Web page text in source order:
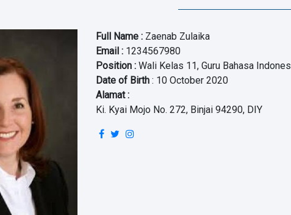
Full Name : Zaenab Zulaika
Email : 1234567980
Position : Wali Kelas 11, Guru Bahasa
Date of Birth : 10 October 2020
Alamat :
Ki. Kyai Mojo No. 272, Binjai 94290, DIY